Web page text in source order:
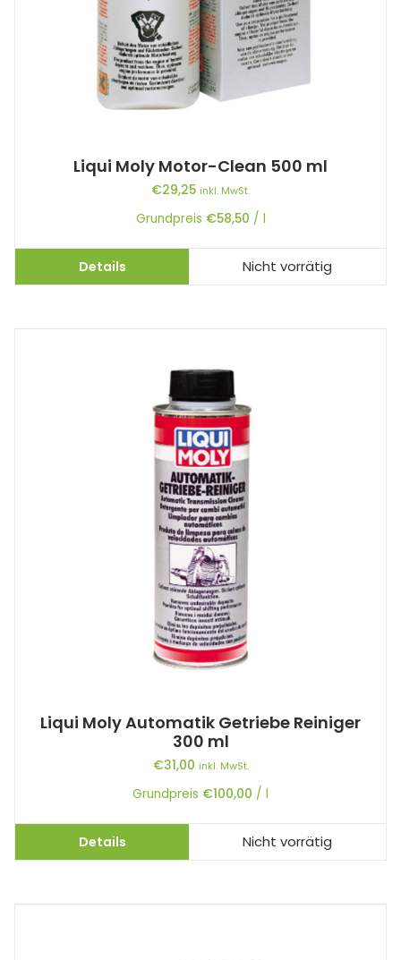
Liqui Moly Motor-Clean 500 ml
€29,25 inkl. MwSt.
Grundpreis €58,50 / l
Details Nicht vorrätig
Liqui Moly Automatik Getriebe Reiniger
300 ml
€31,00 inkl. MwSt.
Grundpreis €100,00 / l
Details Nicht vorrätig